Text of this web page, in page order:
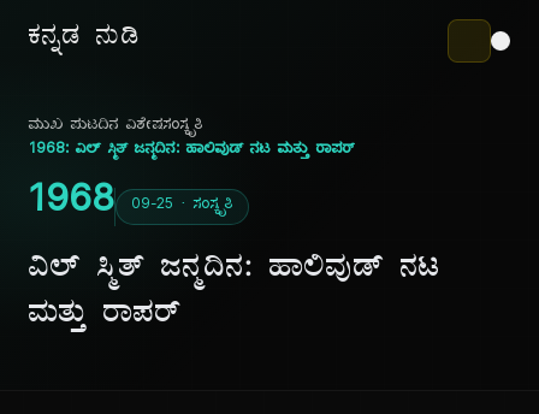
ಕನ್ನಡ ನುಡಿ
ಮುಖ ಪುಟದಿನ ವಿಶೇಷಸಂಸ್ಕೃತಿ
1968: ವಿಲ್ ಸ್ಮಿತ್ ಜನ್ಮದಿನ: ಹಾಲಿವುಡ್ ನಟ ಮತ್ತು ರಾಪರ್
1968 09-25 · ಸಂಸ್ಕೃತಿ
ವಿಲ್ ಸ್ಮಿತ್ ಜನ್ಮದಿನ: ಹಾಲಿವುಡ್ ನಟ
ಮತ್ತು ರಾಪರ್